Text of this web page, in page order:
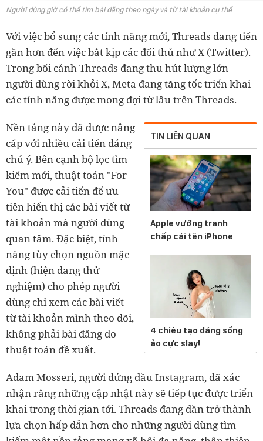
Người dùng giờ có thể tìm bài đăng theo ngày và từ tài khoản cụ thể
Với việc bổ sung các tính năng mới, Threads đang tiến
gần hơn đến việc bắt kịp các đối thủ như X (Twitter).
Trong bối cảnh Threads đang thu hút lượng lớn
người dùng rời khỏi X, Meta đang tăng tốc triển khai
các tính năng được mong đợi từ lâu trên Threads.
TIN LIÊN QUAN
Apple vướng tranh
chấp cái tên iPhone
4 chiêu tạo dáng sống
ảo cực slay!
Nền tảng này đã được nâng
cấp với nhiều cải tiến đáng
chú ý. Bên cạnh bộ lọc tìm
kiếm mới, thuật toán "For
You" được cải tiến để ưu
tiên hiển thị các bài viết từ
tài khoản mà người dùng
quan tâm. Đặc biệt, tính
năng tùy chọn nguồn mặc
định (hiện đang thử
nghiệm) cho phép người
dùng chỉ xem các bài viết
từ tài khoản mình theo dõi,
không phải bài đăng do
thuật toán đề xuất.
Adam Mosseri, người đứng đầu Instagram, đã xác
nhận rằng những cập nhật này sẽ tiếp tục được triển
khai trong thời gian tới. Threads đang dần trở thành
lựa chọn hấp dẫn hơn cho những người dùng tìm